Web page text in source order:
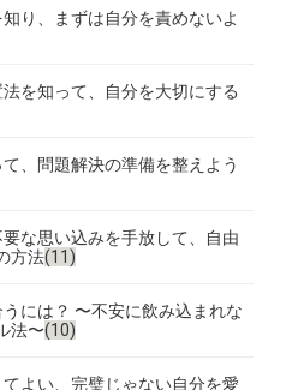
り、まずは自分を責めないよ
を知って、自分を大切にする
、問題解決の準備を整えよう
な思い込みを手放して、自由
方法(11)
には？ 〜不安に飲み込まれな
法〜(10)
よい、完璧じゃない自分を愛